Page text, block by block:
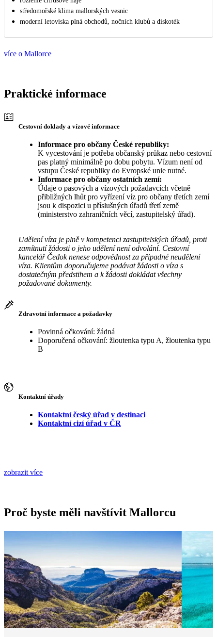
středomořské klima mallorských vesnic
moderní letoviska plná obchodů, nočních klubů a diskoték
více o Mallorce
Praktické informace
Cestovní doklady a vízové informace
Informace pro občany České republiky:
K vycestování je potřeba občanský průkaz nebo cestovní
pas platný minimálně po dobu pobytu. Vízum není od
vstupu České republiky do Evropské unie nutné.
Informace pro občany ostatních zemí:
Údaje o pasových a vízových požadavcích včetně
přibližných lhůt pro vyřízení víz pro občany třetích zemí
jsou k dispozici u příslušných úřadů třetí země
(ministerstvo zahraničních věcí, zastupitelský úřad).
Udělení víza je plně v kompetenci zastupitelských úřadů, proti
zamítnutí žádosti o jeho udělení není odvolání. Cestovní
kancelář Čedok nenese odpovědnost za případné neudělení
víza. Klientům doporučujeme podávat žádosti o víza s
dostatečným předstihem a k žádosti dokládat všechny
požadované dokumenty.
Zdravotní informace a požadavky
Povinná očkování: žádná
Doporučená očkování: žloutenka typu A, žloutenka typu
B
Kontaktní úřady
Kontaktní český úřad v destinaci
Kontaktní cizí úřad v ČR
zobrazit více
Proč byste měli navštívit Mallorcu